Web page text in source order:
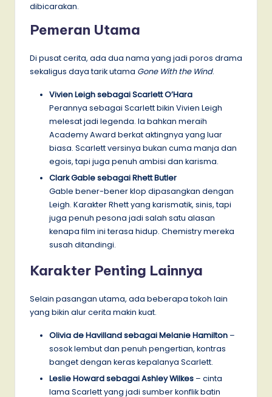
dibicarakan.
Pemeran Utama
Di pusat cerita, ada dua nama yang jadi poros drama
sekaligus daya tarik utama Gone With the Wind.
Vivien Leigh sebagai Scarlett O’Hara
Perannya sebagai Scarlett bikin Vivien Leigh
melesat jadi legenda. Ia bahkan meraih
Academy Award berkat aktingnya yang luar
biasa. Scarlett versinya bukan cuma manja dan
egois, tapi juga penuh ambisi dan karisma.
Clark Gable sebagai Rhett Butler
Gable bener-bener klop dipasangkan dengan
Leigh. Karakter Rhett yang karismatik, sinis, tapi
juga penuh pesona jadi salah satu alasan
kenapa film ini terasa hidup. Chemistry mereka
susah ditandingi.
Karakter Penting Lainnya
Selain pasangan utama, ada beberapa tokoh lain
yang bikin alur cerita makin kuat.
Olivia de Havilland sebagai Melanie Hamilton –
sosok lembut dan penuh pengertian, kontras
banget dengan keras kepalanya Scarlett.
Leslie Howard sebagai Ashley Wilkes – cinta
lama Scarlett yang jadi sumber konflik batin